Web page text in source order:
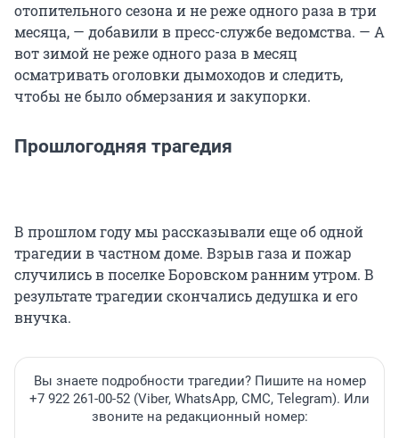
отопительного сезона и не реже одного раза в три
месяца, — добавили в пресс-службе ведомства. — А
вот зимой не реже одного раза в месяц
осматривать оголовки дымоходов и следить,
чтобы не было обмерзания и закупорки.
Прошлогодняя трагедия
В прошлом году мы рассказывали еще об одной
трагедии в частном доме. Взрыв газа и пожар
случились в поселке Боровском ранним утром. В
результате трагедии скончались дедушка и его
внучка.
Вы знаете подробности трагедии? Пишите на номер
+7 922 261-00-52 (Viber, WhatsApp, СМС, Telegram). Или
звоните на редакционный номер: